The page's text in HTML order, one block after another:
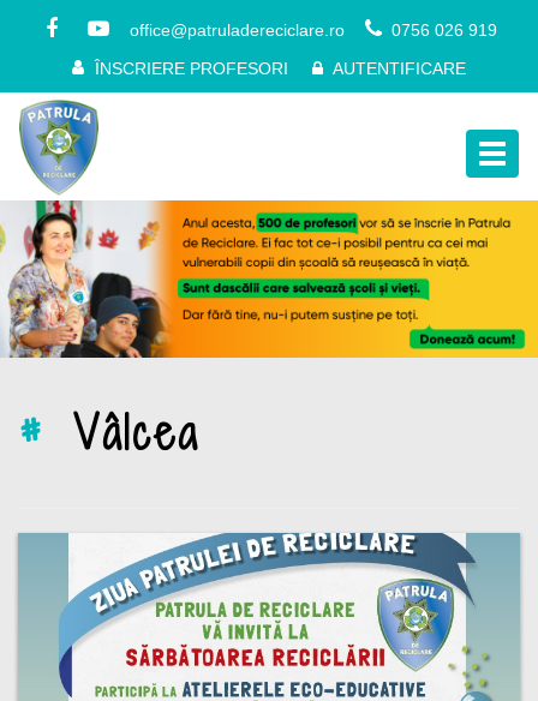
office@patruladereciclare.ro
0756 026 919
ÎNSCRIERE PROFESORI
AUTENTIFICARE
# Vâlcea